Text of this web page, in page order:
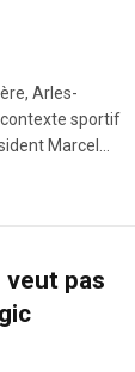
Arles-
contexte sportif
Marcel…
veut pas